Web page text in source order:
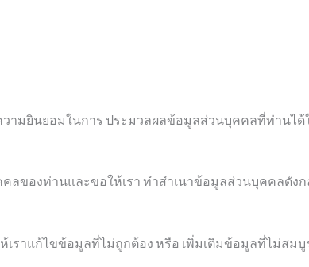
ามยินยอมในการ ประมวลผลข้อมูลส่วนบุคคลที่ท่านได้
ลของท่านและขอให้เรา ทำสำเนาข้อมูลส่วนบุคคลดัง
เราแก้ไขข้อมูลที่ไม่ถูกต้อง หรือ เพิ่มเติมข้อมูลที่ไม่สม